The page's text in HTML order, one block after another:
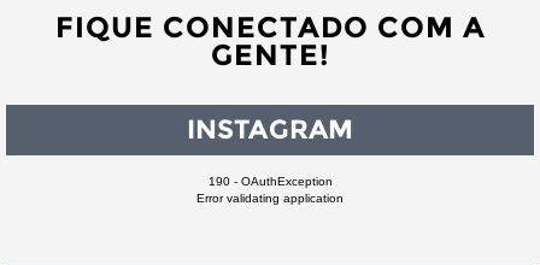
FIQUE CONECTADO COM A
GENTE!
INSTAGRAM
190 - OAuthException
Error validating application